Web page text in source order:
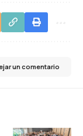
un comentario